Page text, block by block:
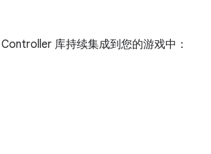
库持续集成到您的游戏中：